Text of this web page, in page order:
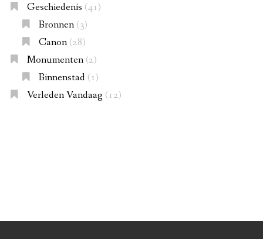
Geschiedenis (41)
Bronnen(3)
Canon(28)
Monumenten(2)
Binnenstad(1)
Verleden Vandaag (12)